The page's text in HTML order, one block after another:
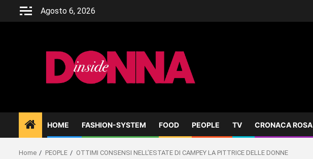
Agosto 6, 2026
HOME FASHION-SYSTEM FOOD PEOPLE TV CRONACA ROSA
Home PEOPLE OTTIMI CONSENSI NELL’ESTATE DI CAMPEY LA PITTRICE DELLE DONNE